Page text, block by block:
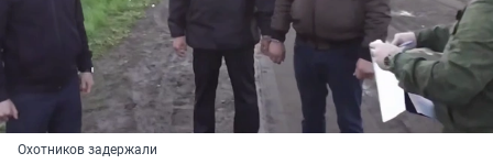
Охотников задержали